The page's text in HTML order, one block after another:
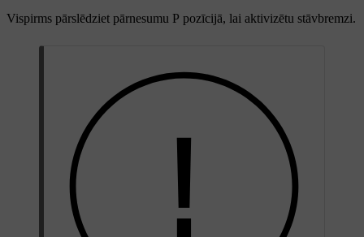
Vispirms pārslēdziet pārnesumu P pozīcijā, lai aktivizētu stāvbremzi.